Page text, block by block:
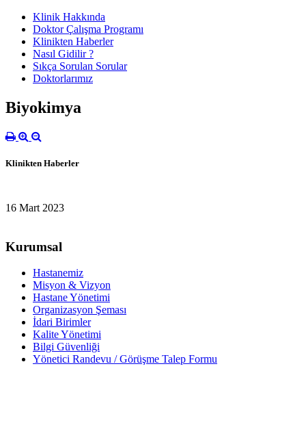
Klinik Hakkında
Doktor Çalışma Programı
Klinikten Haberler
Nasıl Gidilir ?
Sıkça Sorulan Sorular
Doktorlarımız
Biyokimya
Klinikten Haberler
16 Mart 2023
Kurumsal
Hastanemiz
Misyon & Vizyon
Hastane Yönetimi
Organizasyon Şeması
İdari Birimler
Kalite Yönetimi
Bilgi Güvenliği
Yönetici Randevu / Görüşme Talep Formu